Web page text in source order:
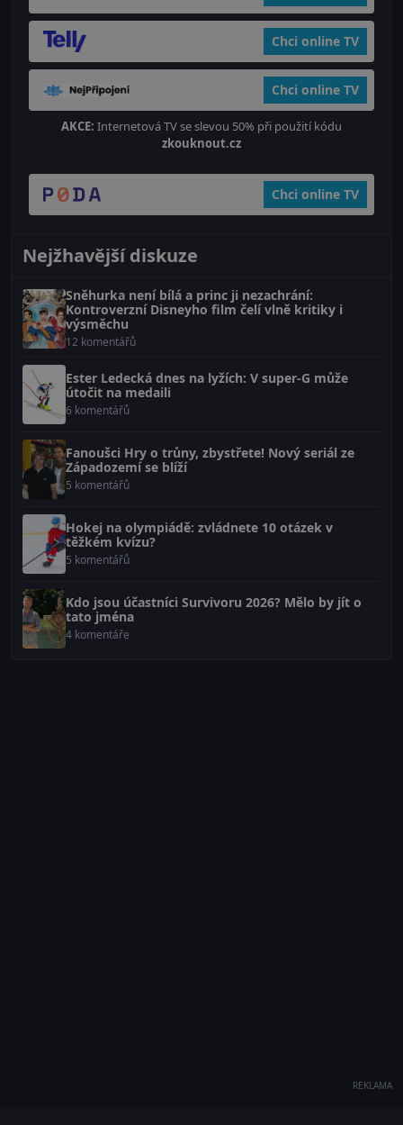
Chci online TV
Chci online TV
AKCE: Internetová TV se slevou 50% při použití kódu
zkouknout.cz
Chci online TV
Nejžhavější diskuze
Sněhurka není bílá a princ ji nezachrání:
Kontroverzní Disneyho film čelí vlně kritiky i
výsměchu
12 komentářů
Ester Ledecká dnes na lyžích: V super-G může
útočit na medaili
6 komentářů
Fanoušci Hry o trůny, zbystřete! Nový seriál ze
Západozemí se blíží
5 komentářů
Hokej na olympiádě: zvládnete 10 otázek v
těžkém kvízu?
5 komentářů
Kdo jsou účastníci Survivoru 2026? Mělo by jít o
tato jména
4 komentáře
REKLAMA